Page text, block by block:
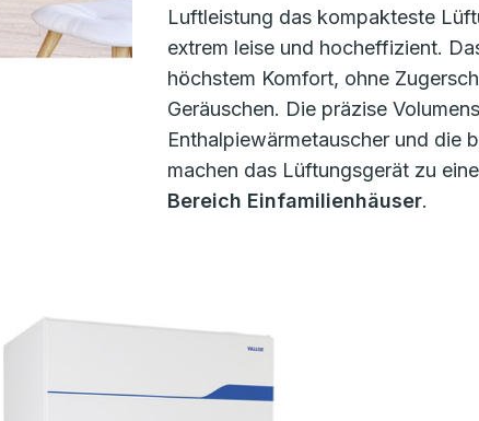
Luftleistung das kompakteste
extrem leise und hocheffizient.
höchstem Komfort, ohne
Geräuschen. Die präzise
Enthalpiewärmetauscher und die
machen das Lüftungsgerät zu
Bereich Einfamilienhäuser.